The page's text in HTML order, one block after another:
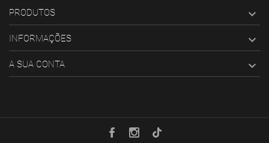
PRODUTOS 
INFORMAÇÕES 
A SUA CONTA 